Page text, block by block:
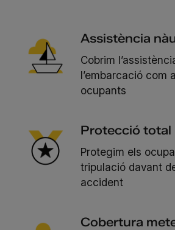
Assistència
Cobrim
l’embarcació com
ocupants
Protecció total
Protegim els
tripulació davant
accident
Cobertura